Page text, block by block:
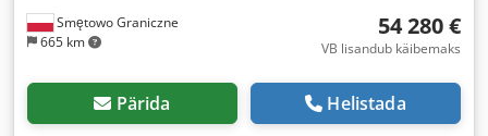
Smętowo Graniczne
665 km
54 280 €
VB lisandub käibemaks
Pärida Helistada